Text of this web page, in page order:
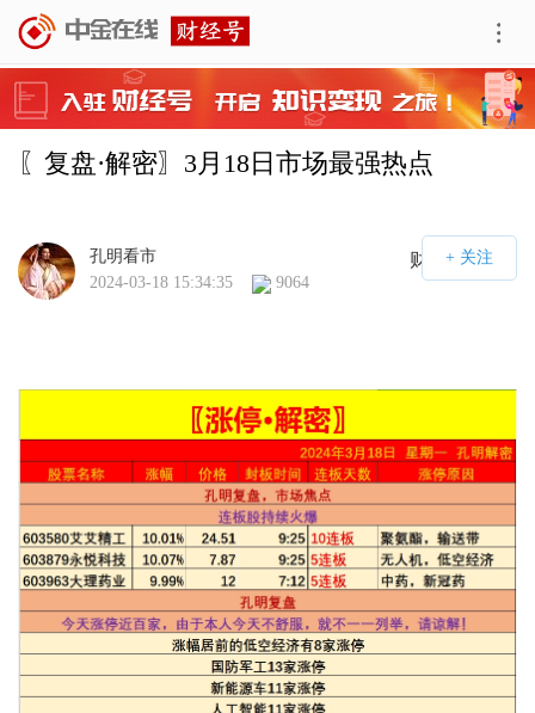
〖复盘·解密〗3月18日市场最强热点
财经号APP
孔明看市
2024-03-18 15:34:35
9064